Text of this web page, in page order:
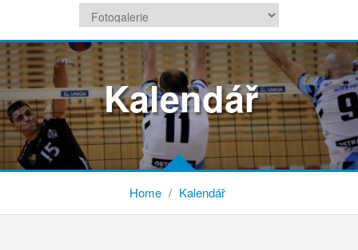
Kalendář
Home / Kalendář